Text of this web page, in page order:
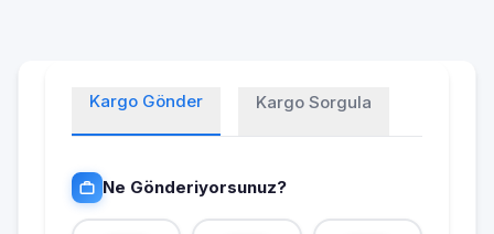
Kargo Gönder Kargo Sorgula
Ne Gönderiyorsunuz?